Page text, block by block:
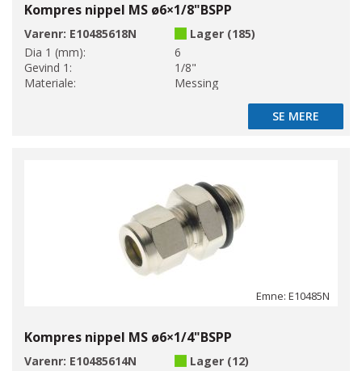
Kompres nippel MS ø6×1/8"BSPP
Varenr: E10485618N
Lager (185)
Dia 1 (mm):
6
Gevind 1:
1/8"
Materiale:
Messing
SE MERE
SE MERE
Emne: E10485N
Kompres nippel MS ø6×1/4"BSPP
Varenr: E10485614N
Lager (12)